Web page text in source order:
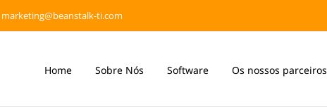
marketing@beanstalk-ti.com
Home Sobre Nós Software Os nossos parceiros